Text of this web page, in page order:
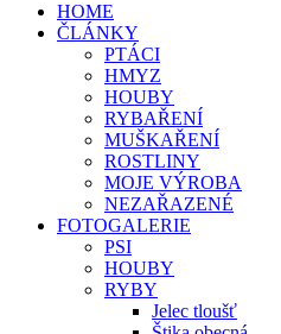
HOME
ČLÁNKY
PTÁCI
HMYZ
HOUBY
RYBAŘENÍ
MUŠKAŘENÍ
ROSTLINY
MOJE VÝROBA
NEZAŘAZENÉ
FOTOGALERIE
PSI
HOUBY
RYBY
Jelec tloušť